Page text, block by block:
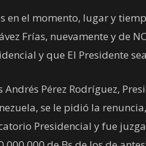
en el momento, lugar y
Frías, nuevamente y de
y que El Presidente sea
Pérez Rodríguez,
se le pidió la
Presidencial y fue